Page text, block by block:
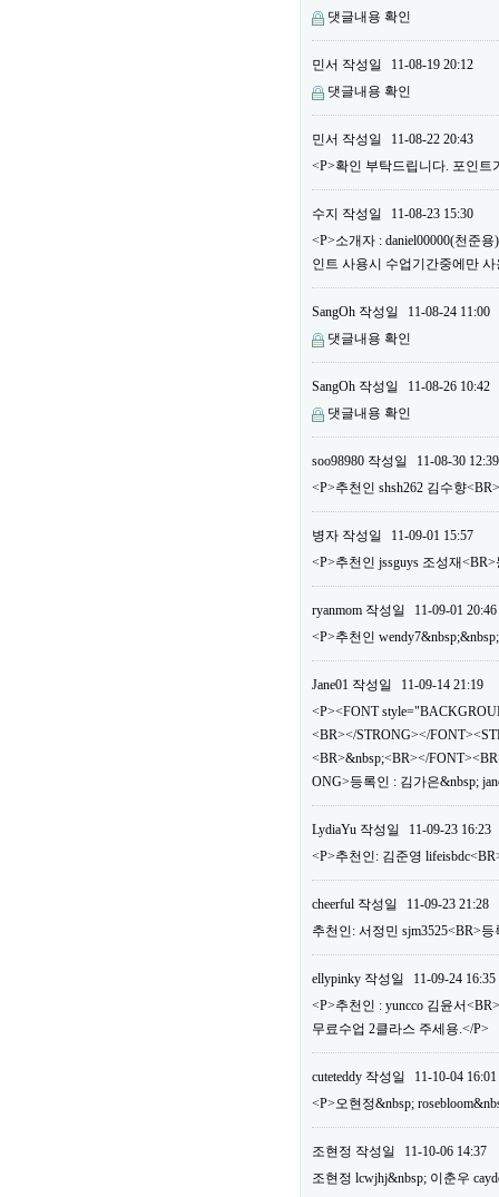
댓글내용 확인
민서 작성일
11-08-19 20:12
댓글내용 확인
민서 작성일
11-08-22 20:43
<P>확인 부탁드립니다. 포인트
수지 작성일
11-08-23 15:30
<P>소개자 : daniel00000(천준
인트 사용시 수업기간중에만
SangOh 작성일
11-08-24 11:00
댓글내용 확인
SangOh 작성일
11-08-26 10:42
댓글내용 확인
soo98980 작성일
11-08-30 12:39
<P>추천인 shsh262 김수향
병자 작성일
11-09-01 15:57
<P>추천인 jssguys 조성재
ryanmom 작성일
11-09-01 20:46
<P>추천인
Jane01 작성일
11-09-14 21:19
<P><FONT
<BR></STRONG></
<BR>&nbsp;<BR></
ONG>등록인 : 김가은&nbsp;
LydiaYu 작성일
11-09-23 16:23
<P>추천인: 김준영
cheerful 작성일
11-09-23 21:28
추천인: 서정민 sjm3525<BR>등
ellypinky 작성일
11-09-24 16:35
<P>추천인 : yuncco 김윤서
무료수업 2클라스 주세용.</P>
cuteteddy 작성일
11-10-04 16:01
<P>오현정&nbsp;
조현정 작성일
11-10-06 14:37
조현정 lcwjhj&nbsp; 이춘우